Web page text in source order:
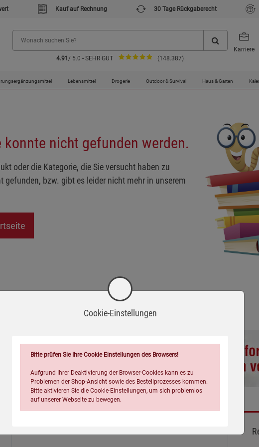
Kauf auf Rechnung 30 Tage Rückgaberecht
4.91 / 5.0 - SEHR GUT (148.387)
Karriere
Lebensmittel Drogerie Outdoor & Survival Haus & Garten
konnte nicht gefunden werden.
oder die Kategorie, die Sie versucht haben zu
gefunden, bzw. gibt es leider nicht mehr in unserem
Cookie-Einstellungen
Bitte prüfen Sie Ihre Cookie Einstellungen des Browsers!
Aufgrund Ihrer Deaktivierung der Browser-Cookies kann es zu
Problemen der Shop-Ansicht sowie des Bestellprozesses kommen.
Bitte aktivieren Sie die Cookie-Einstellungen, um sich problemlos
auf unserer Webseite zu bewegen.